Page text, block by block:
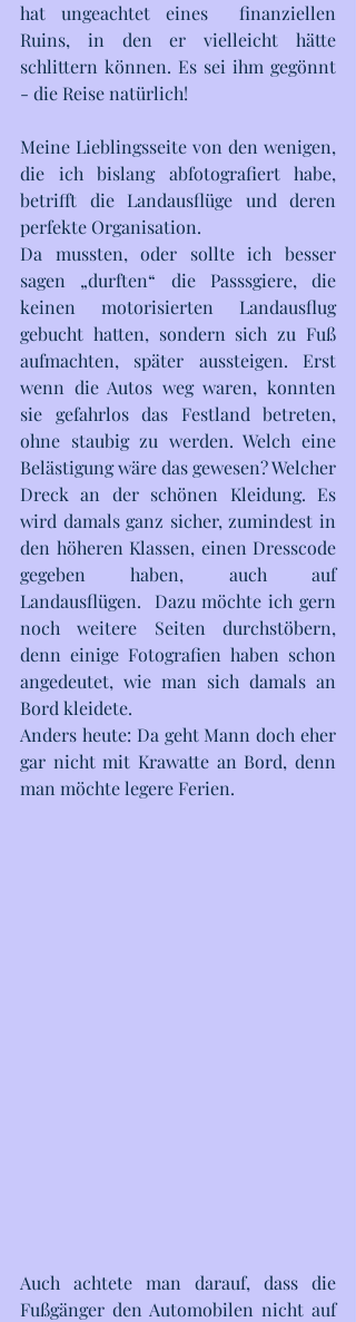
hat ungeachtet eines  finanziellen
Ruins, in den er vielleicht hätte
schlittern können. Es sei ihm gegönnt
- die Reise natürlich!
Meine Lieblingsseite von den wenigen,
die ich bislang abfotografiert habe,
betrifft die Landausflüge und deren
perfekte Organisation.
Da mussten, oder sollte ich besser
sagen „durften“ die Passsgiere, die
keinen motorisierten Landausflug
gebucht hatten, sondern sich zu Fuß
aufmachten, später aussteigen. Erst
wenn die Autos weg waren, konnten
sie gefahrlos das Festland betreten,
ohne staubig zu werden. Welch eine
Belästigung wäre das gewesen? Welcher
Dreck an der schönen Kleidung. Es
wird damals ganz sicher, zumindest in
den höheren Klassen, einen Dresscode
gegeben haben, auch auf
Landausflügen.  Dazu möchte ich gern
noch weitere Seiten durchstöbern,
denn einige Fotografien haben schon
angedeutet, wie man sich damals an
Bord kleidete.
Anders heute: Da geht Mann doch eher
gar nicht mit Krawatte an Bord, denn
man möchte legere Ferien.
Auch achtete man darauf, dass die
Fußgänger den Automobilen nicht auf